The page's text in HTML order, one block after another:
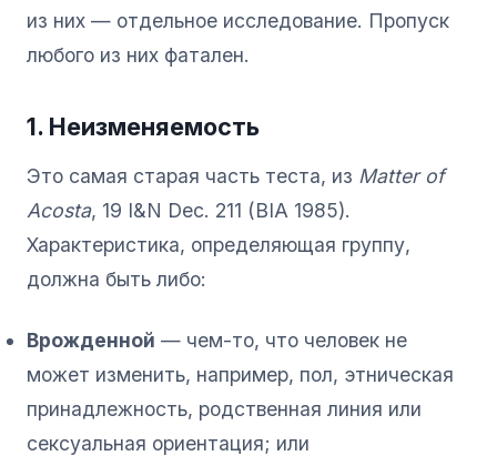
из них — отдельное исследование. Пропуск
любого из них фатален.
1. Неизменяемость
Это самая старая часть теста, из Matter of
Acosta, 19 I&N Dec. 211 (BIA 1985).
Характеристика, определяющая группу,
должна быть либо:
Врожденной — чем-то, что человек не
может изменить, например, пол, этническая
принадлежность, родственная линия или
сексуальная ориентация; или